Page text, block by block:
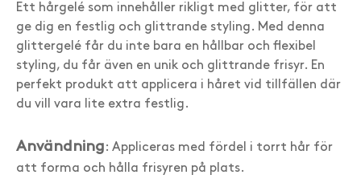
Ett hårgelé som innehåller rikligt med glitter, för att
ge dig en festlig och glittrande styling. Med denna
glittergelé får du inte bara en hållbar och flexibel
styling, du får även en unik och glittrande frisyr. En
perfekt produkt att applicera i håret vid tillfällen där
du vill vara lite extra festlig.
Användning: Appliceras med fördel i torrt hår för
att forma och hålla frisyren på plats.